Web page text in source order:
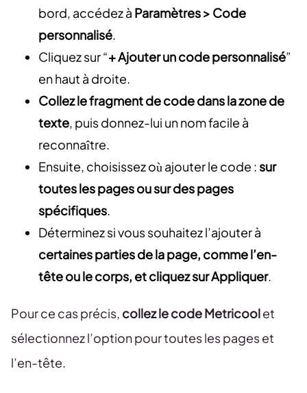
bord, accédez à Paramètres > Code
personnalisé.
Cliquez sur “+ Ajouter un code personnalisé”
en haut à droite.
Collez le fragment de code dans la zone de
texte, puis donnez-lui un nom facile à
reconnaître.
Ensuite, choisissez où ajouter le code :sur
toutes les pages ou sur des pages
spécifiques.
Déterminez si vous souhaitez l’ajouter à
certaines parties de la page, comme l’en-
tête ou le corps, et cliquez sur Appliquer.
Pour ce cas précis, collez le code Metricoolet
sélectionnez l’option pour toutes les pages et
l’en-tête.